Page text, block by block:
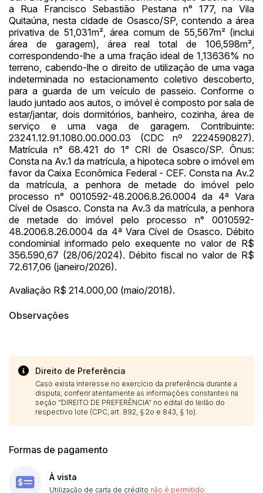
a Rua Francisco Sebastião Pestana n° 177, na Vila
Quitaúna, nesta cidade de Osasco/SP, contendo a área
privativa de 51,031m², área comum de 55,567m² (inclui
área de garagem), área real total de 106,598m²,
correspondendo-lhe a uma fração ideal de 1,13636% no
terreno, cabendo-lhe o direito de utilização de uma vaga
indeterminada no estacionamento coletivo descoberto,
para a guarda de um veículo de passeio. Conforme o
laudo juntado aos autos, o imóvel é composto por sala de
estar/jantar, dois dormitórios, banheiro, cozinha, área de
serviço e uma vaga de garagem. Contribuinte:
23241.12.91.1080.00.000.03 (CDC nº 2224590827).
Matrícula n° 68.421 do 1° CRI de Osasco/SP. Ônus:
Consta na Av.1 da matrícula, a hipoteca sobre o imóvel em
favor da Caixa Econômica Federal - CEF. Consta na Av.2
da matrícula, a penhora de metade do imóvel pelo
processo n° 0010592-48.2006.8.26.0004 da 4ª Vara
Cível de Osasco. Consta na Av.3 da matrícula, a penhora
de metade do imóvel pelo processo n° 0010592-
48.2006.8.26.0004 da 4ª Vara Cível de Osasco. Débito
condominial informado pelo exequente no valor de R$
356.590,67 (28/06/2024). Débito fiscal no valor de R$
72.617,06 (janeiro/2026).
Avaliação R$ 214.000,00 (maio/2018).
Observações
Direito de Preferência
Caso exista interesse no exercício da preferência durante a
disputa, conferir atentamente as informações constantes na
seção “DIREITO DE PREFERÊNCIA” no edital do leilão do
respectivo lote (CPC, art. 892, § 2o e 843, § 1o).
Formas de pagamento
À vista
Utilização de carta de crédito não é permitido
Envie sua Proposta
(Art. 895, CPC)
Data Usuário Valor
14/04/2025 18:43:11 TIAGOFELIPE R$ 1,00
14/04/2025 18:43:11 TIAGOFELIPE R$ 1,00
14/04/2025 18:43:11 TIAGOFELIPE R$ 1,00
Clique aqui para fazer login